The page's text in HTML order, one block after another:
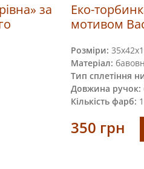
за
Еко-
мотивом
Розміри:
Матеріал:
Тип сплетіння
Довжина ручок:
Кількість фарб: 1
350 грн